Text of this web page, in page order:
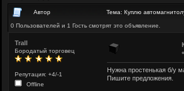
Автор Тема: Куплю
0 Пользователей и 1 Гость смотрят это объявление.
Trall
Бородатый торговец
Репутация: +4/-1
Offline
«
Нужна простенькая б/у
Пишите предложения.